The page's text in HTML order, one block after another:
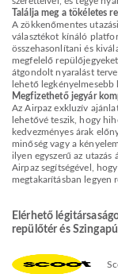
Találja meg a tökéletes
A zökkenőmentes
választékot kínáló
összehasonlítani és
megfelelő
átgondolt nyaralást
lehető legkényelmesebb
Megfizethető jegyár
Az Airpaz exkluzív
lehetővé teszik, hogy
kedvezményes árak
minőség vagy a
ilyen egyszerű az utazás
Airpaz segítségével,
megtakarításban legyen
Elérhető
repülőtér és